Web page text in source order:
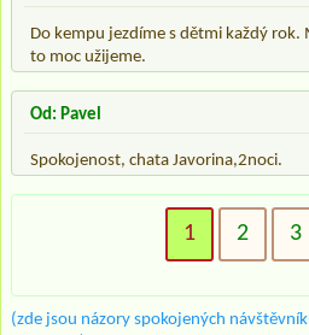
Do kempu jezdíme s dětmi každý rok.
to moc užijeme.
Od: Pavel
Spokojenost, chata Javorina,2noci.
1 2 3
(zde jsou názory spokojených